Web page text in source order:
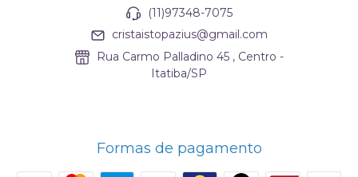
(11)97348-7075
cristaistopazius@gmail.com
Rua Carmo Palladino 45 , Centro -
Itatiba/SP
Formas de pagamento